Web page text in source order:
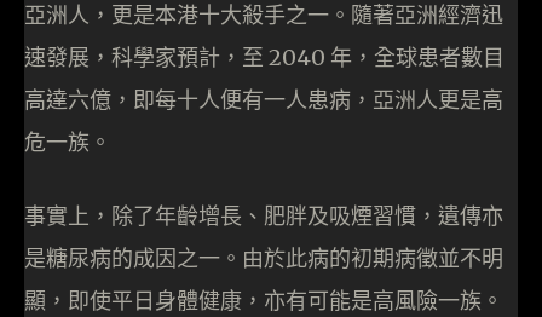
亞洲人，更是本港十大殺手之一。隨著亞洲經濟迅
速發展，科學家預計，至 2040 年，全球患者數目
高達六億，即每十人便有一人患病，亞洲人更是高
危一族。
事實上，除了年齡增長、肥胖及吸煙習慣，遺傳亦
是糖尿病的成因之一。由於此病的初期病徵並不明
顯，即使平日身體健康，亦有可能是高風險一族。